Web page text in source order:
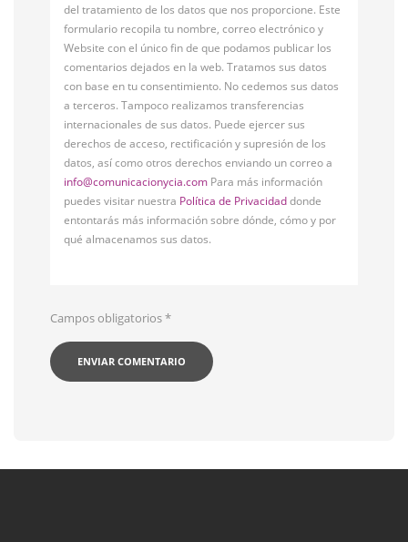
del tratamiento de los datos que nos proporcione. Este
formulario recopila tu nombre, correo electrónico y
Website con el único fin de que podamos publicar los
comentarios dejados en la web. Tratamos sus datos
con base en tu consentimiento. No cedemos sus datos
a terceros. Tampoco realizamos transferencias
internacionales de sus datos. Puede ejercer sus
derechos de acceso, rectificación y supresión de los
datos, así como otros derechos enviando un correo a
info@comunicacionycia.com Para más información
puedes visitar nuestra Política de Privacidaddonde
entontarás más información sobre dónde, cómo y por
qué almacenamos sus datos.
Campos obligatorios*